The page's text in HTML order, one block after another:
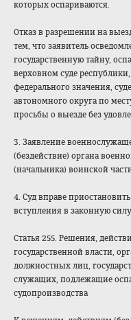
которых оспариваются.
Отказ в разрешении на
тем, что заявитель
государственную тайну,
верховном суде
федерального значения,
автономного округа по
просьбы о выезде без
3. Заявление
(бездействие) органа
(начальника) воинской
4. Суд вправе
вступления в законную
Статья 255. Решения,
государственной власти,
должностных лиц,
служащих, подлежащие
судопроизводства